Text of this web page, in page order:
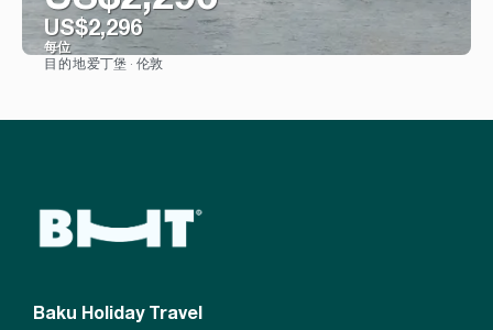
US$2,296
每位
目的地爱丁堡 · 伦敦
Baku Holiday Travel